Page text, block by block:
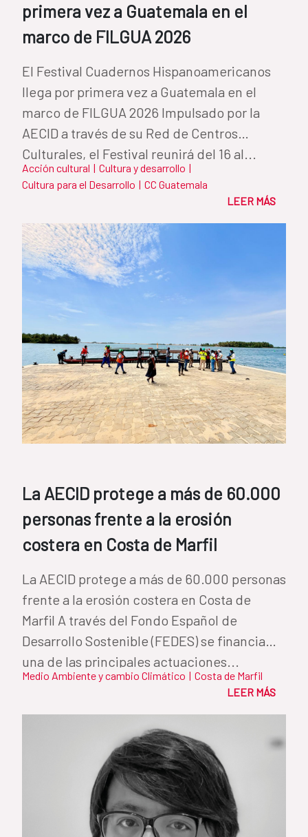
primera vez a Guatemala en el
marco de FILGUA 2026
El Festival Cuadernos Hispanoamericanos
llega por primera vez a Guatemala en el
marco de FILGUA 2026 Impulsado por la
AECID a través de su Red de Centros
Culturales, el Festival reunirá del 16 al...
Acción cultural | Cultura y desarrollo |
Cultura para el Desarrollo | CC Guatemala
LEER MÁS
La AECID protege a más de 60.000
personas frente a la erosión
costera en Costa de Marfil
La AECID protege a más de 60.000 personas
frente a la erosión costera en Costa de
Marfil A través del Fondo Español de
Desarrollo Sostenible (FEDES) se financia
una de las principales actuaciones...
Medio Ambiente y cambio Climático | Costa de Marfil
LEER MÁS